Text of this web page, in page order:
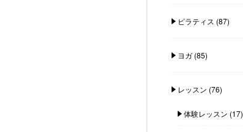
ピラティス (87)
ヨガ(85)
レッスン (76)
体験レッスン (17)